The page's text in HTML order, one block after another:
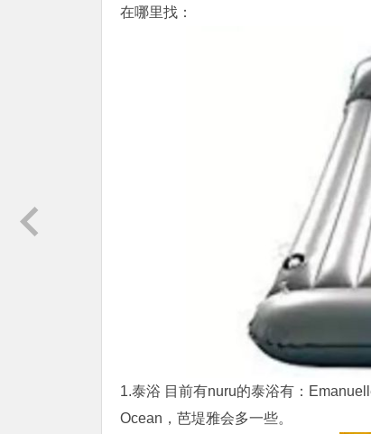
在哪里找：
1.泰浴 目前有nuru的泰浴有：
Ocean，芭堤雅会多一些。